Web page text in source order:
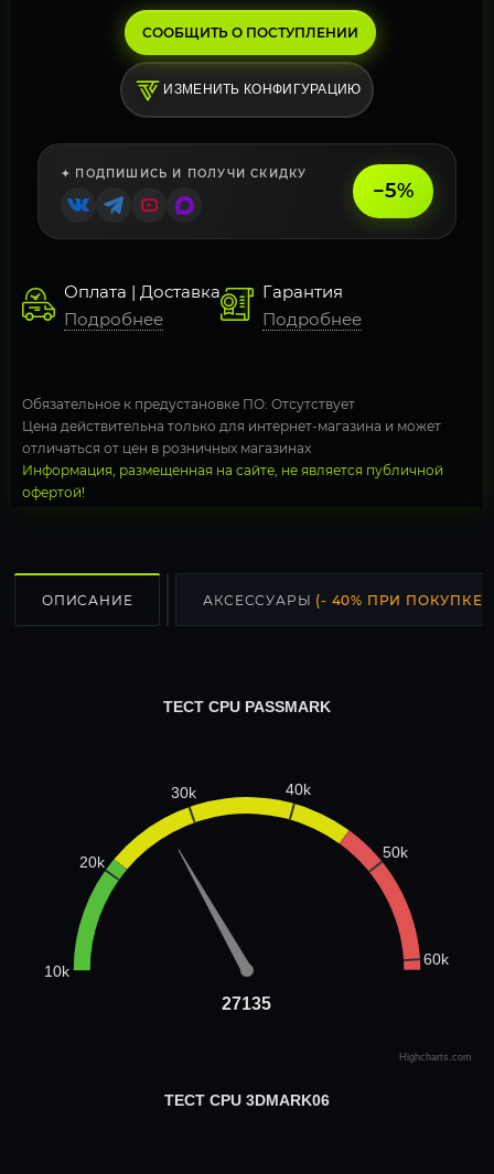
СООБЩИТЬ О ПОСТУПЛЕНИИ
ИЗМЕНИТЬ КОНФИГУРАЦИЮ
✦ ПОДПИШИСЬ И ПОЛУЧИ СКИДКУ
−5%
Оплата | Доставка
Подробнее
Гарантия
Подробнее
Обязательное к предустановке ПО: Отсутствует
Цена действительна только для интернет-магазина и может
отличаться от цен в розничных магазинах
Информация, размещенная на сайте, не является публичной
офертой!
ОПИСАНИЕ АКСЕССУАРЫ (- 40% ПРИ ПОКУПКЕ
27135
27135
ТЕСТ CPU PASSMARK
10k
20k
30k 40k
50k
60k
Highcharts.com
ТЕСТ CPU 3DMARK06